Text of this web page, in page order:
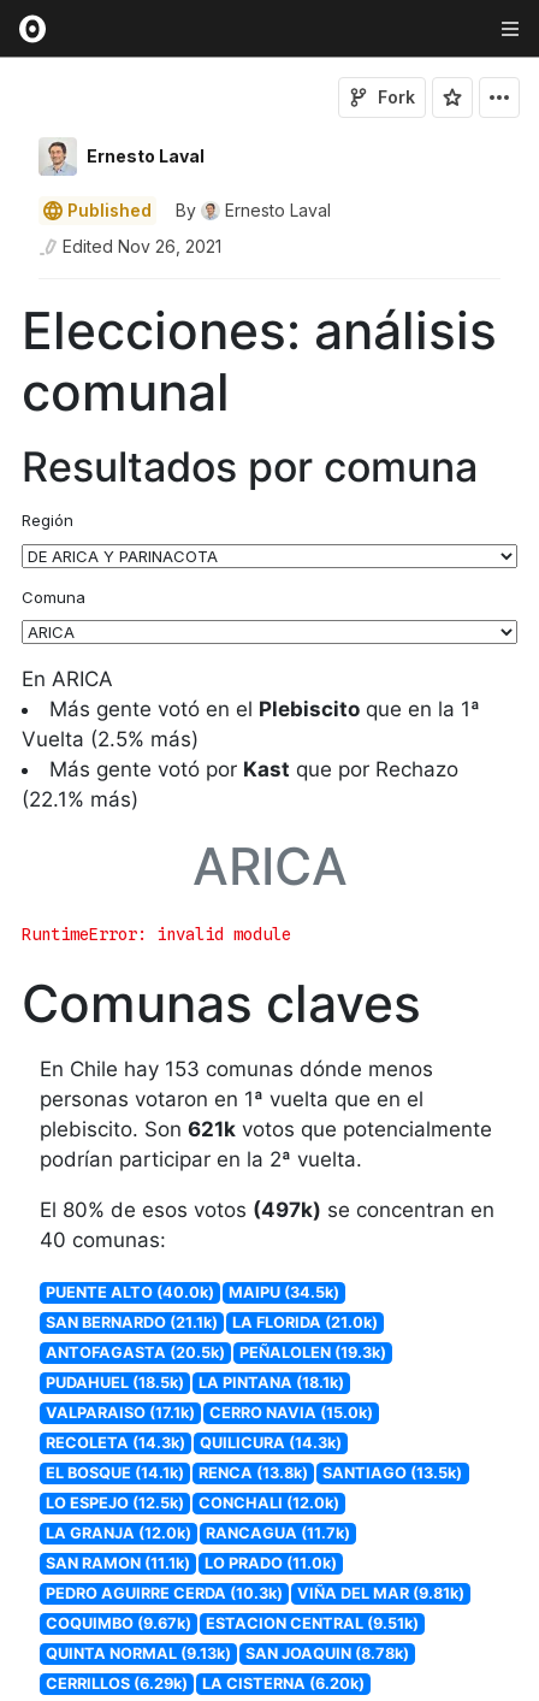
Ernesto Laval
Fork
Published By
Ernesto Laval
Edited Nov 26, 2021